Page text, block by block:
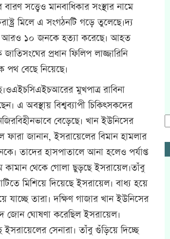
সত্ত্বেও মানবাধিকার সংস্থার নামে
মিলে এ সংগঠনটি গড়ে তুলেছে।দ্য
আরও ১০ জনকে হত্যা করেছে। আহত
প্রধান ফিলিপ লাজ্জারিনি
বেছে নিয়েছে।
মুখপাত্র রাবিনা
এ অবস্থায় বিশ্বব্যাপী চিকিৎসকদের
বেড়েছে। খান ইউনিসের
জানান, ইসরায়েলের বিমান হামলার
তাদের হাসপাতালে আনা হলেও পর্যাপ্ত
কামান থেকে গোলা ছুড়ছে ইসরায়েল।তাঁবু
মিশিয়ে দিয়েছে ইসরায়েল। বাধ্য হয়ে
যাচ্ছে তারা। দক্ষিণ গাজার খান ইউনিসের
জোন ঘোষণা করেছিল ইসরায়েল।
সেনারা। তাঁবু গুঁড়িয়ে দিচ্ছে